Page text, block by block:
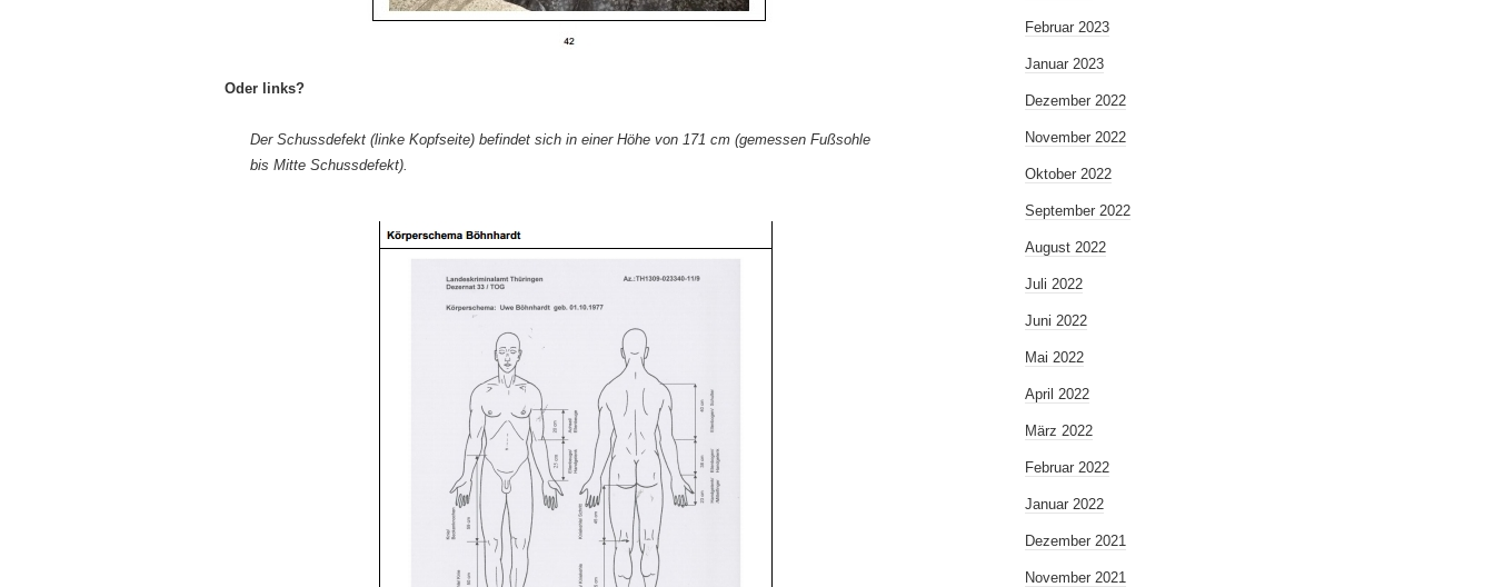
Oder links?
Der Schussdefekt (linke Kopfseite) befindet sich in einer Höhe von 171 cm (gemessen Fußsohle
bis Mitte Schussdefekt).
Februar 2023
Januar 2023
Dezember 2022
November 2022
Oktober 2022
September 2022
August 2022
Juli 2022
Juni 2022
Mai 2022
April 2022
März 2022
Februar 2022
Januar 2022
Dezember 2021
November 2021